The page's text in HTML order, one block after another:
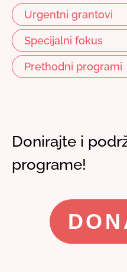
Urgentni grantovi
Specijalni fokus
Prethodni programi
Donirajte i
programe!